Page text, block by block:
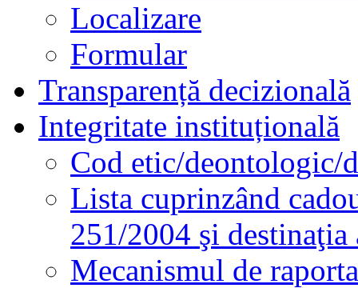
Localizare
Formular
Transparență decizională
Integritate instituțională
Cod etic/deontologic/
Lista cuprinzând
251/2004 şi destinaţia
Mecanismul de